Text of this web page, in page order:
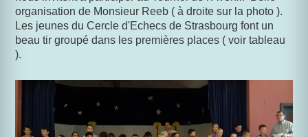
organisation de Monsieur Reeb ( à droite sur la photo ).
Les jeunes du Cercle d'Echecs de Strasbourg font un
beau tir groupé dans les premières places ( voir tableau
).